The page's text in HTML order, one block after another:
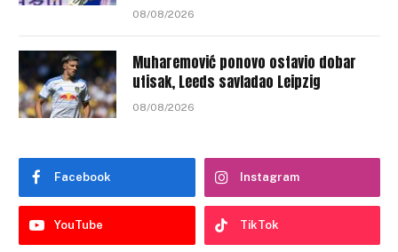
08/08/2026
Muharemović ponovo ostavio dobar
utisak, Leeds savladao Leipzig
08/08/2026
Facebook Instagram
YouTube TikTok